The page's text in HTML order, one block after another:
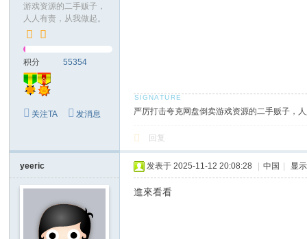
游戏资源的二手贩子，
人人有责，从我做起。
积分 55354
关注TA 发消息 严厉打击夸克网盘倒卖游戏资源的二手贩子，人
回复
yeeric 发表于 2025-11-12 20:08:28 中国 显
進來看看